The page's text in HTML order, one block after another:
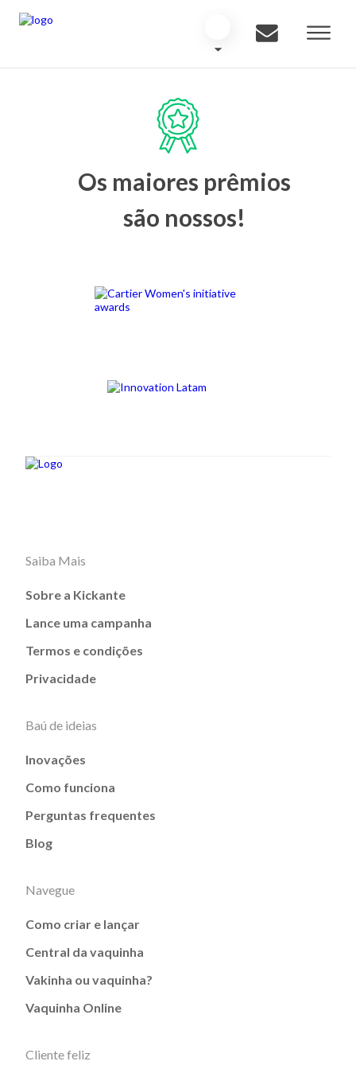
Os maiores prêmios
são nossos!
Saiba Mais
Sobre a Kickante
Lance uma campanha
Termos e condições
Privacidade
Baú de ideias
Inovações
Como funciona
Perguntas frequentes
Blog
Navegue
Como criar e lançar
Central da vaquinha
Vakinha ou vaquinha?
Vaquinha Online
Cliente feliz